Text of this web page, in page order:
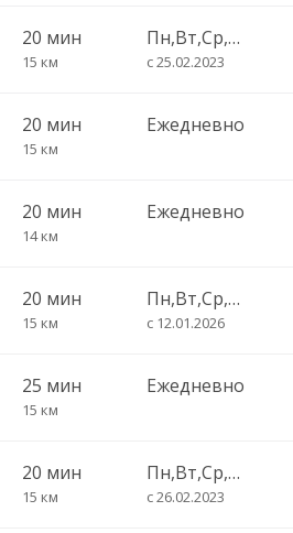
20 мин
15 км
Пн,Вт,Ср,Чт,Пт
с 25.02.2023
20 мин
15 км
Ежедневно
20 мин
14 км
Ежедневно
20 мин
15 км
Пн,Вт,Ср,Чт,Пт
с 12.01.2026
25 мин
15 км
Ежедневно
20 мин
15 км
Пн,Вт,Ср,Чт,Пт,Сб
с 26.02.2023